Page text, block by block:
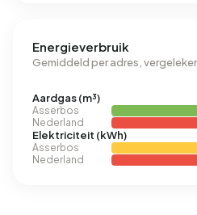
Energieverbruik
Gemiddeld per adres,
Aardgas (m³)
Asserbos
Nederland
Elektriciteit (kWh)
Asserbos
Nederland